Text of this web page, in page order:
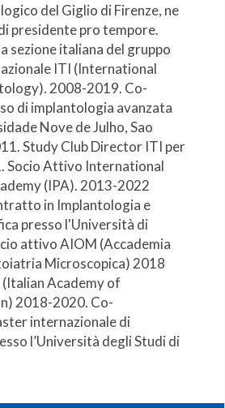
del Giglio di Firenze, ne
presidente pro tempore.
sezione italiana del gruppo
ITI (International
2008-2019. Co-
di implantologia avanzata
Nove de Julho, Sao
Study Club Director ITI per
Socio Attivo International
(IPA). 2013-2022
in Implantologia e
presso l'Università di
attivo AIOM (Accademia
Microscopica) 2018
Academy of
2018-2020. Co-
internazionale di
l’Università degli Studi di